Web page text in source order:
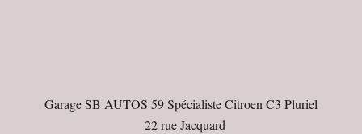
Garage SB AUTOS 59 Spécialiste Citroen C3 Pluriel
22 rue Jacquard